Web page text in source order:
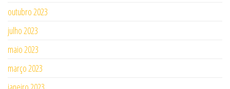
outubro 2023
julho 2023
maio 2023
março 2023